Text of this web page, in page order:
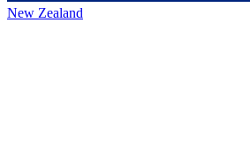
New Zealand